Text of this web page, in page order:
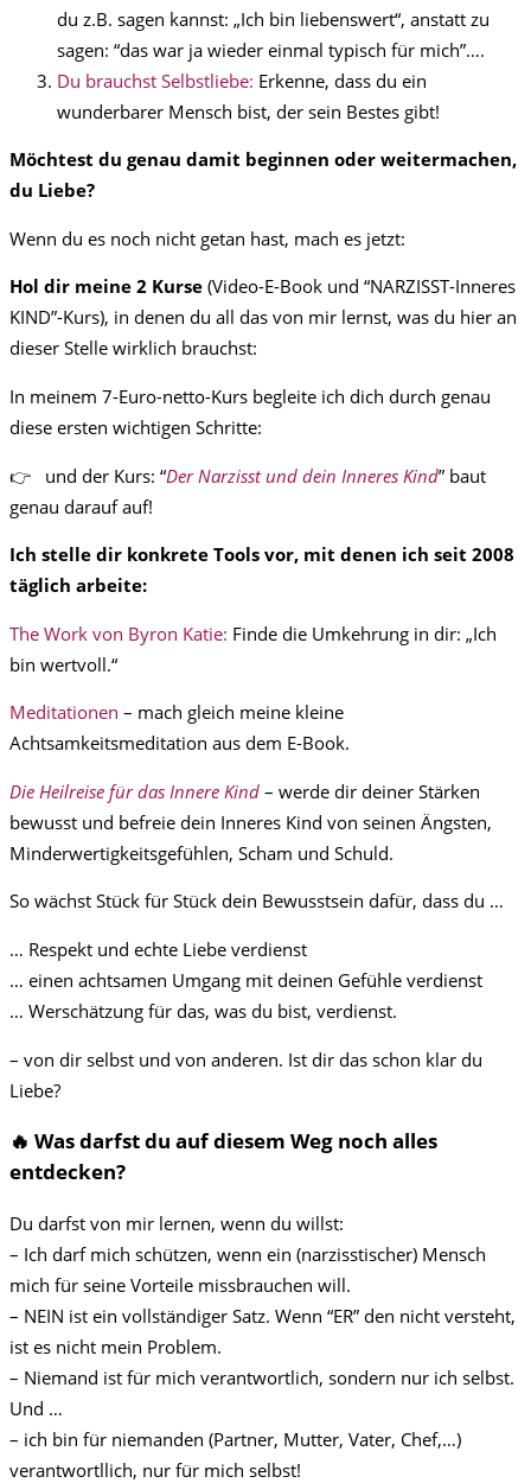
du z.B. sagen kannst: „Ich bin liebenswert“, anstatt zu
sagen: “das war ja wieder einmal typisch für mich”….
Du brauchst Selbstliebe: Erkenne, dass du ein
wunderbarer Mensch bist, der sein Bestes gibt!
Möchtest du genau damit beginnen oder weitermachen,
du Liebe?
Wenn du es noch nicht getan hast, mach es jetzt:
Hol dir meine 2 Kurse (Video-E-Book und “NARZISST-Inneres
KIND”-Kurs), in denen du all das von mir lernst, was du hier an
dieser Stelle wirklich brauchst:
In meinem 7-Euro-netto-Kurs begleite ich dich durch genau
diese ersten wichtigen Schritte:
👉 und der Kurs: “Der Narzisst und dein Inneres Kind” baut
genau darauf auf!
Ich stelle dir konkrete Tools vor, mit denen ich seit 2008
täglich arbeite:
The Work von Byron Katie: Finde die Umkehrung in dir: „Ich
bin wertvoll.“
Meditationen – mach gleich meine kleine
Achtsamkeitsmeditation aus dem E-Book.
Die Heilreise für das Innere Kind – werde dir deiner Stärken
bewusst und befreie dein Inneres Kind von seinen Ängsten,
Minderwertigkeitsgefühlen, Scham und Schuld.
So wächst Stück für Stück dein Bewusstsein dafür, dass du …
… Respekt und echte Liebe verdienst
… einen achtsamen Umgang mit deinen Gefühle verdienst
… Werschätzung für das, was du bist, verdienst.
– von dir selbst und von anderen. Ist dir das schon klar du
Liebe?
🔥 Was darfst du auf diesem Weg noch alles
entdecken?
Du darfst von mir lernen, wenn du willst:
– Ich darf mich schützen, wenn ein (narzisstischer) Mensch
mich für seine Vorteile missbrauchen will.
– NEIN ist ein vollständiger Satz. Wenn “ER” den nicht versteht,
ist es nicht mein Problem.
– Niemand ist für mich verantwortlich, sondern nur ich selbst.
Und …
– ich bin für niemanden (Partner, Mutter, Vater, Chef,…)
verantwortllich, nur für mich selbst!